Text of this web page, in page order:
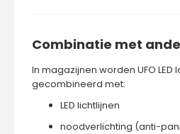
Combinatie met
In magazijnen worden UFO LED
gecombineerd met:
LED lichtlijnen
noodverlichting (anti-